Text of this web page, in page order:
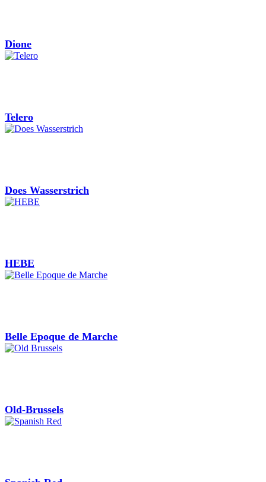
Dione
Telero
Does Wasserstrich
HEBE
Belle Epoque de Marche
Old-Brussels